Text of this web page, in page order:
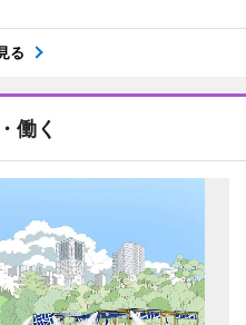
る
働く